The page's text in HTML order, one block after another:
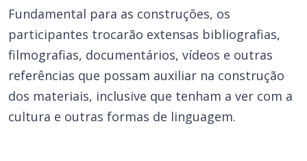
Fundamental para as construções, os
participantes trocarão extensas bibliografias,
filmografias, documentários, vídeos e outras
referências que possam auxiliar na construção
dos materiais, inclusive que tenham a ver com a
cultura e outras formas de linguagem.